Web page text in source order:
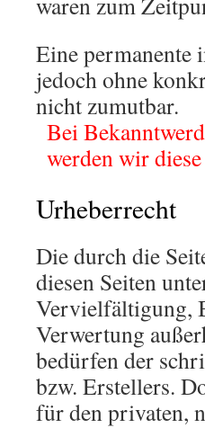
Eine permanente
jedoch ohne
nicht zumutbar.
Bei
werden wir
Urheberrecht
Die durch die
diesen Seiten
Vervielfältigung,
Verwertung
bedürfen der
bzw. Erstellers.
für den privaten,